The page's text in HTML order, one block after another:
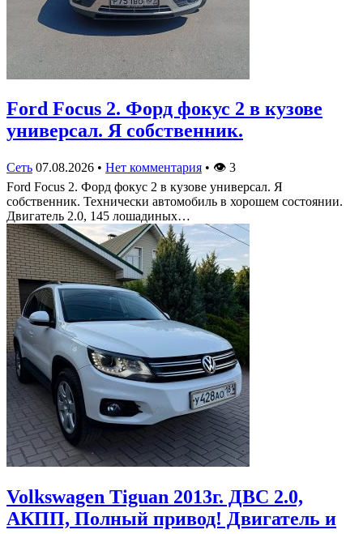
Ford Focus 2. Форд фокус 2 в кузове
универсал. Я собственник.
Сеть 07.08.2026 • Нет комментария • 👁 3
Ford Focus 2. Форд фокус 2 в кузове универсал. Я
собственник. Технически автомобиль в хорошем состоянии.
Двигатель 2.0, 145 лошадиных…
Volkswagen Tiguan 2013г. ДВС 2.0,
АКПП, Полный привод! Двигатель и